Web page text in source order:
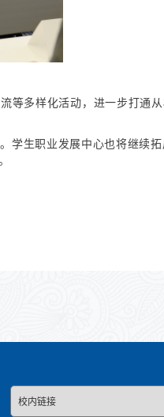
多样化活动，进一步打通
生职业发展中心也将继续